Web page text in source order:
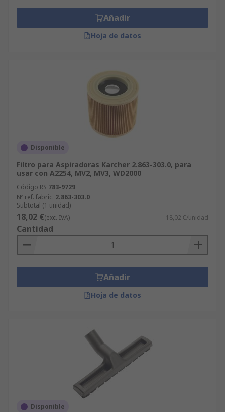
Añadir
Hoja de datos
Disponible
Filtro para Aspiradoras Karcher 2.863-303.0, para
usar con A2254, MV2, MV3, WD2000
Código RS 783-9729
Nº ref. fabric. 2.863-303.0
Subtotal (1 unidad)
18,02 €(exc. IVA) 18,02 €/unidad
Cantidad
Añadir
Hoja de datos
Disponible